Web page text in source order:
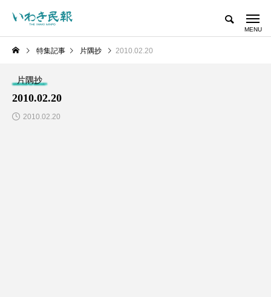
特集記事 片隅抄 2010.02.20
片隅抄
2010.02.20
2010.02.20